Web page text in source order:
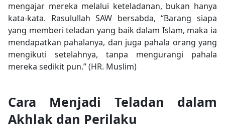
mengajar mereka melalui keteladanan, bukan hanya
kata-kata. Rasulullah SAW bersabda, “Barang siapa
yang memberi teladan yang baik dalam Islam, maka ia
mendapatkan pahalanya, dan juga pahala orang yang
mengikuti setelahnya, tanpa mengurangi pahala
mereka sedikit pun.” (HR. Muslim)
Cara Menjadi Teladan dalam
Akhlak dan Perilaku